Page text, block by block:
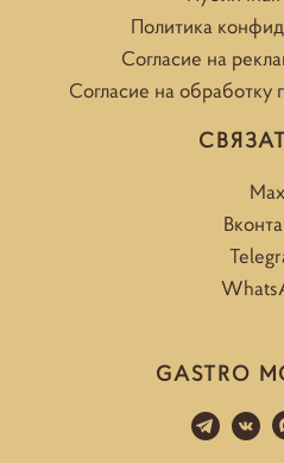
Политика
Согласие на
Согласие на обработку
Max
GASTRO